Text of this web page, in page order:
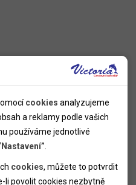
cookies analyzujeme
a reklamy podle vašich
používáme jednotlivé
cookies, můžete to potvrdit
li povolit cookies nezbytně
webová stránka použitelná
navigace stránky a
webové stránky. Webová
bez těchto cookies.